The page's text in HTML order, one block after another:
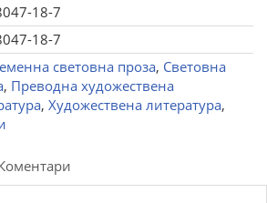
18-7
18-7
световна проза, Световна
, Преводна художествена
, Художествена литература,